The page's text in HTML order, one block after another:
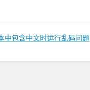
中包含中文时运行乱码问题